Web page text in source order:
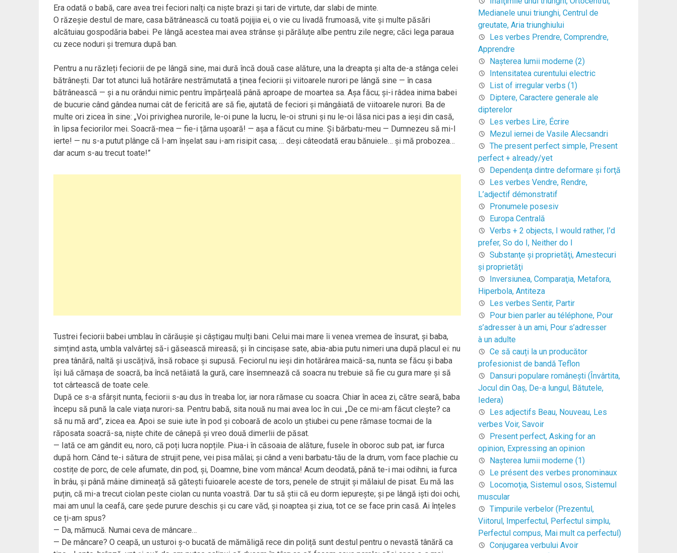
Era odată o babă, care avea trei feciori nalți ca niște brazi și tari de virtute, dar slabi de minte.
O răzeșie destul de mare, casa bătrânească cu toată pojijia ei, o vie cu livadă frumoasă, vite și multe păsări
alcătuiau gospodăria babei. Pe lângă acestea mai avea strânse și părăluțe albe pentru zile negre; căci lega paraua
cu zece noduri și tremura după ban.
Pentru a nu răzleți feciorii de pe lângă sine, mai dură încă două case alăture, una la dreapta și alta de-a stânga celei
bătrânești. Dar tot atunci luă hotărâre nestrămutată a ținea feciorii și viitoarele nurori pe lângă sine — în casa
bătrânească — și a nu orândui nimic pentru împărțeală până aproape de moartea sa. Așa făcu; și-i râdea inima babei
de bucurie când gândea numai cât de fericită are să fie, ajutată de feciori și mângâiată de viitoarele nurori. Ba de
multe ori zicea în sine: „Voi privighea nurorile, le-oi pune la lucru, le-oi struni și nu le-oi lăsa nici pas a ieși din casă,
în lipsa feciorilor mei. Soacră-mea — fie-i țărna ușoară! — așa a făcut cu mine. Și bărbatu-meu — Dumnezeu să mi-l
ierte! — nu s-a putut plânge că l-am înșelat sau i-am risipit casa; … deși câteodată erau bănuiele… și mă probozea…
dar acum s-au trecut toate!”
Tustrei feciorii babei umblau în cărăușie și câștigau mulți bani. Celui mai mare îi venea vremea de însurat, și baba,
simțind asta, umbla valvârtej să-i găsească mireasă; și în cincișase sate, abia-abia putu nimeri una după placul ei: nu
prea tânără, naltă și uscățivă, însă robace și supusă. Feciorul nu ieși din hotărârea maică-sa, nunta se făcu și baba
își luă cămașa de soacră, ba încă netăiată la gură, care însemnează că soacra nu trebuie să fie cu gura mare și să
tot cârtească de toate cele.
După ce s-a sfârșit nunta, feciorii s-au dus în treaba lor, iar nora rămase cu soacra. Chiar în acea zi, către seară, baba
începu să pună la cale viața nurori-sa. Pentru babă, sita nouă nu mai avea loc în cui. „De ce mi-am făcut clește? ca
să nu mă ard”, zicea ea. Apoi se suie iute în pod și coboară de acolo un știubei cu pene rămase tocmai de la
răposata soacră-sa, niște chite de cânepă și vreo două dimerlii de păsat.
— Iată ce am gândit eu, noro, că poți lucra nopțile. Piua-i în căsoaia de alăture, fusele în oboroc sub pat, iar furca
după horn. Când te-i sătura de strujit pene, vei pisa mălai; și când a veni barbatu-tău de la drum, vom face plachie cu
costițe de porc, de cele afumate, din pod, și, Doamne, bine vom mânca! Acum deodată, până te-i mai odihni, ia furca
în brâu, și până mâine dimineață să gătești fuioarele aceste de tors, penele de strujit și mălaiul de pisat. Eu mă las
puțin, că mi-a trecut ciolan peste ciolan cu nunta voastră. Dar tu să știi că eu dorm iepurește; și pe lângă iști doi ochi,
mai am unul la ceafă, care șede purure deschis și cu care văd, și noaptea și ziua, tot ce se face prin casă. Ai înțeles
ce ți-am spus?
— Da, mămucă. Numai ceva de mâncare…
— De mâncare? O ceapă, un usturoi ș-o bucată de mămăligă rece din poliță sunt destul pentru o nevastă tânără ca
Medianele unui triunghi, Centrul de
greutate, Aria triunghiului
Les verbes Prendre, Comprendre,
Apprendre
Naşterea lumii moderne (2)
Intensitatea curentului electric
List of irregular verbs (1)
Diptere, Caractere generale ale
dipterelor
Les verbes Lire, Écrire
Mezul iernei de Vasile Alecsandri
The present perfect simple, Present
perfect + already/yet
Dependenţa dintre deformare şi forţă
Les verbes Vendre, Rendre,
L’adjectif démonstratif
Pronumele posesiv
Europa Centrală
Verbs + 2 objects, I would rather, I’d
prefer, So do I, Neither do I
Substanţe şi proprietăţi, Amestecuri
şi proprietăţi
Inversiunea, Comparaţia, Metafora,
Hiperbola, Antiteza
Les verbes Sentir, Partir
Pour bien parler au téléphone, Pour
s’adresser à un ami, Pour s’adresser
à un adulte
Ce să cauți la un producător
profesionist de bandă Teflon
Dansuri populare româneşti (Învârtita,
Jocul din Oaş, De-a lungul, Bătutele,
Iedera)
Les adjectifs Beau, Nouveau, Les
verbes Voir, Savoir
Present perfect, Asking for an
opinion, Expressing an opinion
Naşterea lumii moderne (1)
Le présent des verbes pronominaux
Locomoţia, Sistemul osos, Sistemul
muscular
Timpurile verbelor (Prezentul,
Viitorul, Imperfectul, Perfectul simplu,
Perfectul compus, Mai mult ca perfectul)
Conjugarea verbului Avoir